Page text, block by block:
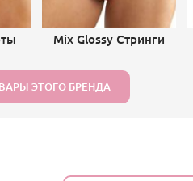
Mix Glossy Стринги
ЭТОГО БРЕНДА